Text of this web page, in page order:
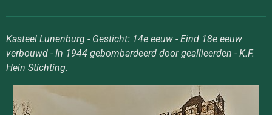
Kasteel Lunenburg - Gesticht: 14e eeuw - Eind 18e eeuw
verbouwd - In 1944 gebombardeerd door geallieerden - K.F.
Hein Stichting.